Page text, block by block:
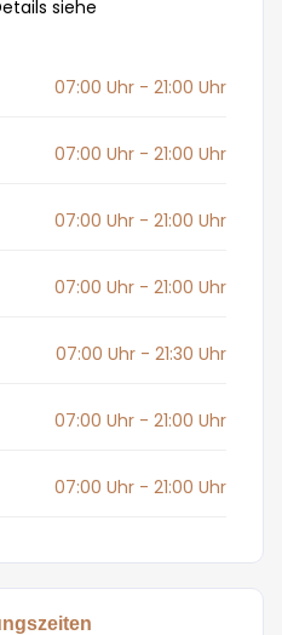
siehe
07:00 Uhr - 21:00 Uhr
07:00 Uhr - 21:00 Uhr
07:00 Uhr - 21:00 Uhr
07:00 Uhr - 21:00 Uhr
07:00 Uhr - 21:30 Uhr
07:00 Uhr - 21:00 Uhr
07:00 Uhr - 21:00 Uhr